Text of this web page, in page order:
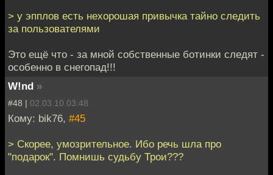
> у эпплов есть нехорошая привычка тайно следить
за пользователями
Это ещё что - за мной собственные ботинки следят -
особенно в снегопад!!!
W!nd »
#48 | 02.03.10 03:48
Кому: bik76, #45
> Скорее, умозрительное. Ибо речь шла про
"подарок". Помнишь судьбу Трои???